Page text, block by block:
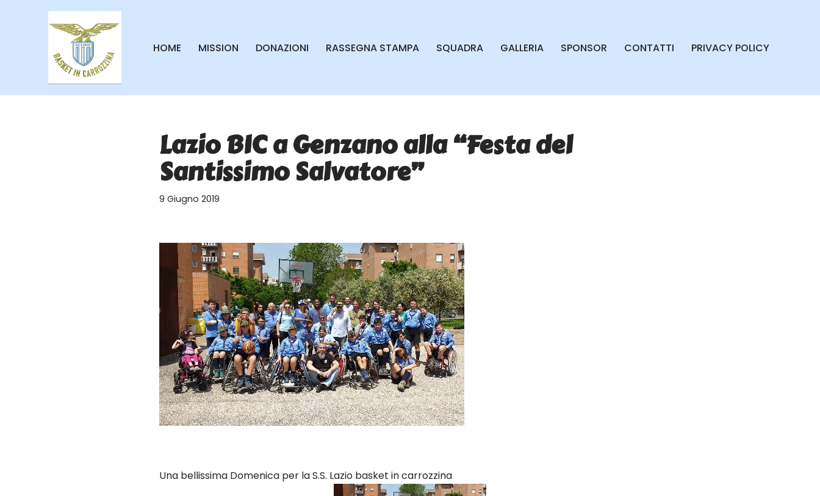
contenuto
HOME MISSION DONAZIONI RASSEGNA STAMPA SQUADRA GALLERIA SPONSOR CONTATTI PRIVACY POLICY
Lazio BIC a Genzano alla “Festa del
Santissimo Salvatore”
9 Giugno 2019
Una bellissima Domenica per la S.S. Lazio basket in carrozzina